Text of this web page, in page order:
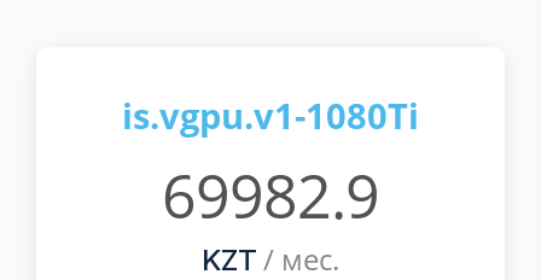
is.vgpu.v1-1080Ti
69982.9
KZT / мес.